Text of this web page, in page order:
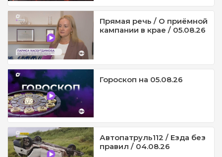
Прямая речь / О приёмной
кампании в крае / 05.08.26
Гороскоп на 05.08.26
Автопатруль112 / Езда без
правил / 04.08.26